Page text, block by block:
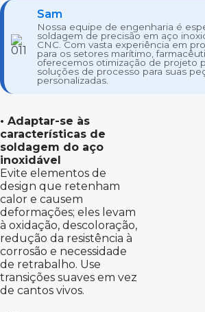
Sam
Nossa equipe de engenharia é
soldagem de precisão em aço
CNC. Com vasta experiência em
para os setores marítimo,
oferecemos otimização de projeto
soluções de processo para suas
personalizadas.
• Adaptar-se às
características de
soldagem do aço
inoxidável
Evite elementos de
design que retenham
calor e causem
deformações; eles levam
à oxidação, descoloração,
redução da resistência à
corrosão e necessidade
de retrabalho. Use
transições suaves em vez
de cantos vivos.